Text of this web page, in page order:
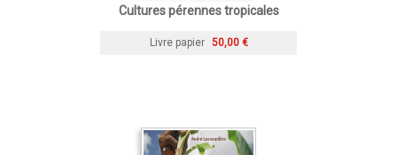
Cultures pérennes tropicales
Livre papier 50,00 €